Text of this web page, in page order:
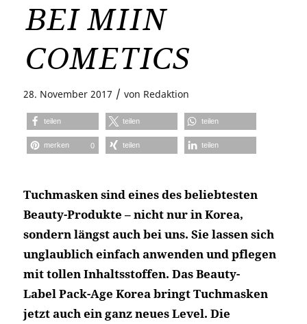
BEI MIIN
COMETICS
28. November 2017 / von Redaktion
teilen teilen teilen
merken 0 teilen teilen
Tuchmasken sind eines des beliebtesten
Beauty-Produkte – nicht nur in Korea,
sondern längst auch bei uns. Sie lassen sich
unglaublich einfach anwenden und pflegen
mit tollen Inhaltsstoffen. Das Beauty-
Label Pack-Age Korea bringt Tuchmasken
jetzt auch ein ganz neues Level. Die